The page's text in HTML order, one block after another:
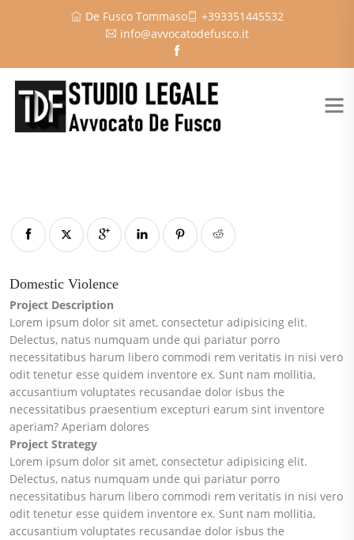
De Fusco Tommaso
+393351445532
info@avvocatodefusco.it
Domestic Violence
Project Description
Lorem ipsum dolor sit amet, consectetur adipisicing elit.
Delectus, natus numquam unde qui pariatur porro
necessitatibus harum libero commodi rem veritatis in nisi vero
odit tenetur esse quidem inventore ex. Sunt nam mollitia,
accusantium voluptates recusandae dolor isbus the
necessitatibus praesentium excepturi earum sint inventore
aperiam? Aperiam dolores
Project Strategy
Lorem ipsum dolor sit amet, consectetur adipisicing elit.
Delectus, natus numquam unde qui pariatur porro
necessitatibus harum libero commodi rem veritatis in nisi vero
odit tenetur esse quidem inventore ex. Sunt nam mollitia,
accusantium voluptates recusandae dolor isbus the